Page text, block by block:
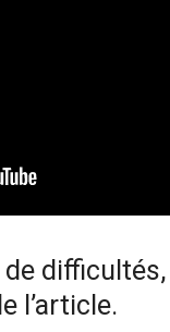
l’article.